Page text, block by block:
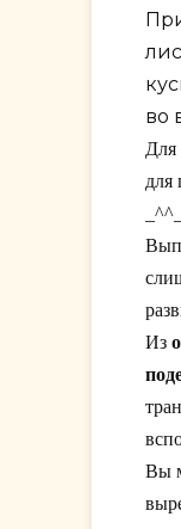
во
Для
для
_^^_
Из
Вы